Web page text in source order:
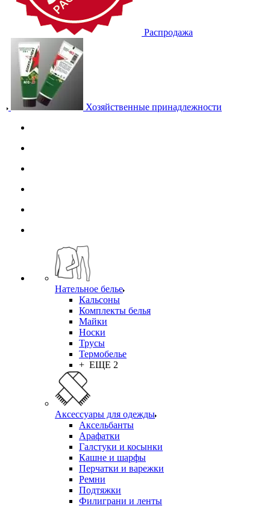
Распродажа
Хозяйственные принадлежности
Нательное белье
Кальсоны
Комплекты белья
Майки
Носки
Трусы
Термобелье
+ ЕЩЕ 2
Аксессуары для одежды
Аксельбанты
Арафатки
Галстуки и косынки
Кашне и шарфы
Перчатки и варежки
Ремни
Подтяжки
Филиграни и ленты